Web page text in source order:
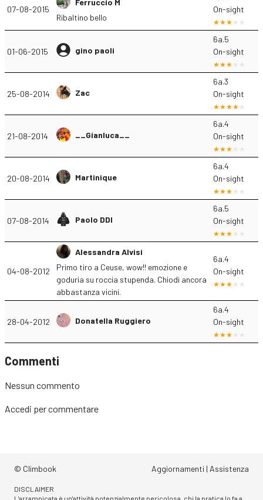
07-08-2015
Ribaltino bello
On-sight
01-06-2015 gino paoli
6a.5
On-sight
25-08-2014 Zac
6a.3
On-sight
21-08-2014 __Gianluca__
6a.4
On-sight
20-08-2014 Martinique
6a.4
On-sight
07-08-2014 Paolo DDI
6a.5
On-sight
04-08-2012
Alessandra Alvisi
Primo tiro a Ceuse, wow!! emozione e
goduria su roccia stupenda. Chiodi ancora
abbastanza vicini.
6a.4
On-sight
28-04-2012 Donatella Ruggiero
6a.4
On-sight
Commenti
Nessun commento
Accedi per commentare
© Climbook Aggiornamenti | Assistenza
DISCLAIMER
L'arrampicata è un'attività potenzialmente pericolosa, chi la pratica lo fa a